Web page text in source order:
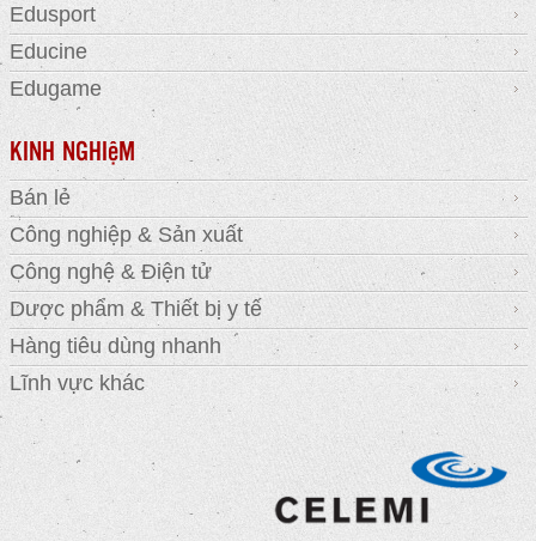
Edusport
Educine
Edugame
KINH NGHIệM
Bán lẻ
Công nghiệp & Sản xuất
Công nghệ & Điện tử
Dược phẩm & Thiết bị y tế
Hàng tiêu dùng nhanh
Lĩnh vực khác